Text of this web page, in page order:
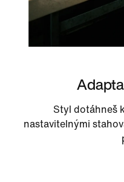
Styl dotáhneš
nastavitelnými